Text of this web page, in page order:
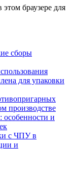
браузере для
сборы
для упаковки
производстве
особенности и
с ЧПУ в
и